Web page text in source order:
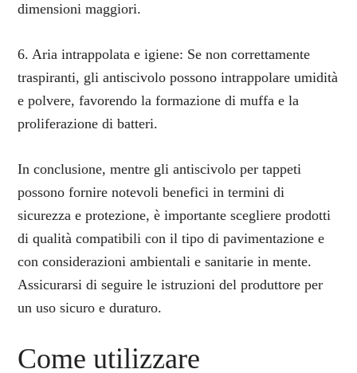
dimensioni maggiori.
6. Aria intrappolata e igiene: Se non correttamente
traspiranti, gli antiscivolo possono intrappolare umidità
e polvere, favorendo la formazione di muffa e la
proliferazione di batteri.
In conclusione, mentre gli antiscivolo per tappeti
possono fornire notevoli benefici in termini di
sicurezza e protezione, è importante scegliere prodotti
di qualità compatibili con il tipo di pavimentazione e
con considerazioni ambientali e sanitarie in mente.
Assicurarsi di seguire le istruzioni del produttore per
un uso sicuro e duraturo.
Come utilizzare